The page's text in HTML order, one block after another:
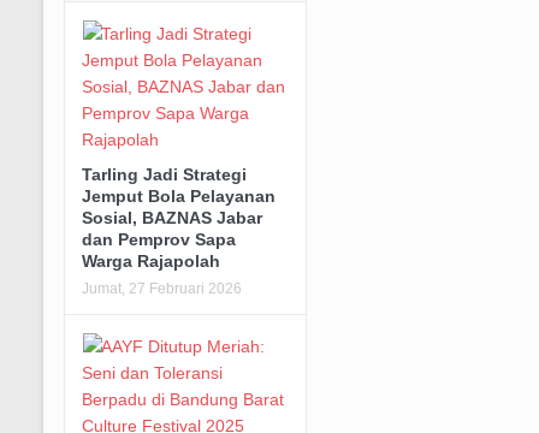
Tarling Jadi Strategi
Jemput Bola Pelayanan
Sosial, BAZNAS Jabar
dan Pemprov Sapa
Warga Rajapolah
Jumat, 27 Februari 2026